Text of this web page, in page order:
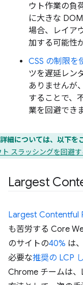
ウト作業の負
に大きな
場合、レイア
加する可能性
CSS の制限を
ツを遅延レン
ありませんが
することで、
業を回避できま
詳細については、以下を
ト スラッシングを回避す
Largest
Largest Contentful
も苦労する Core
のサイトの40% は
必要な推奨の LCP
Chrome チームは